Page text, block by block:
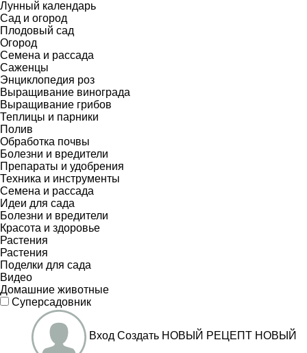
Лунный календарь
Сад и огород
Плодовый сад
Огород
Семена и рассада
Саженцы
Энциклопедия роз
Выращивание винограда
Выращивание грибов
Теплицы и парники
Полив
Обработка почвы
Болезни и вредители
Препараты и удобрения
Техника и инструменты
Семена и рассада
Идеи для сада
Болезни и вредители
Красота и здоровье
Растения
Растения
Поделки для сада
Видео
Домашние животные
Суперсадовник
Вход Создать НОВЫЙ РЕЦЕПТ НОВЫЙ